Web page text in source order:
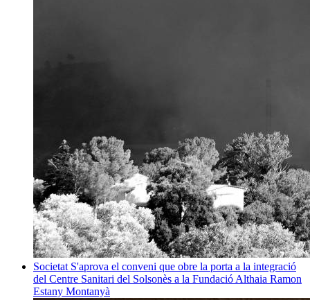
Societat S'aprova el conveni que obre la porta a la integració
del Centre Sanitari del Solsonès a la Fundació Althaia Ramon
Estany Montanyà